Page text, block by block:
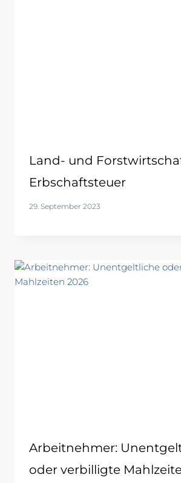
Land- und
Erbschaftsteuer
29. September 2023
Arbeitnehmer:
oder verbilligte